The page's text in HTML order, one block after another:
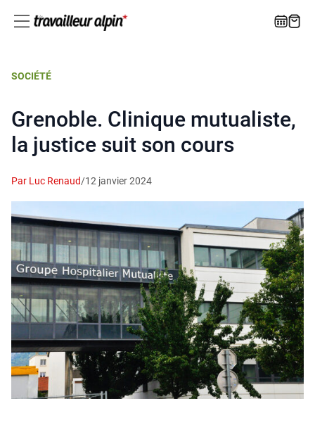
SOCIÉTÉ
Grenoble. Clinique mutualiste,
la justice suit son cours
Par Luc Renaud/12 janvier 2024